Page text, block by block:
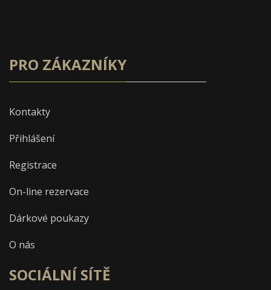
PRO ZÁKAZNÍKY
Kontakty
Přihlášení
Registrace
On-line rezervace
Dárkové poukazy
O nás
SOCIÁLNÍ SÍTĚ